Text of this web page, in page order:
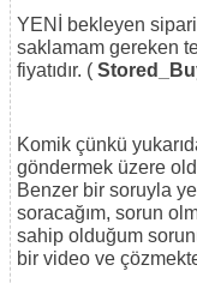
YENİ bekleyen
saklamam gereken
fiyatıdır. (
Komik çünkü
göndermek üzere
Benzer bir soruyla
soracağım, sorun
sahip olduğum
bir video ve